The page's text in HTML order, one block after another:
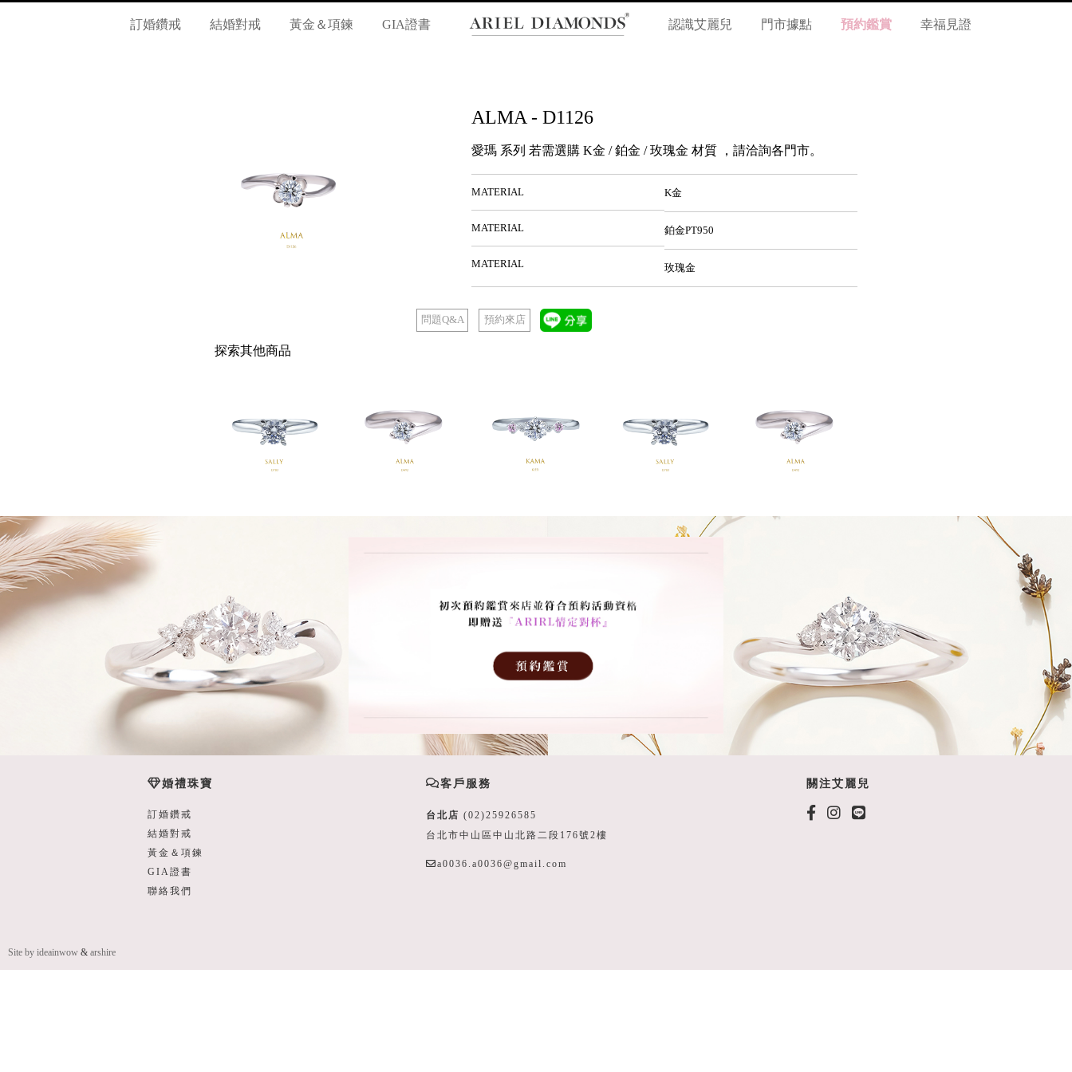
訂婚鑽戒 結婚對戒 黃金＆項鍊 GIA證書 認識艾麗兒 門市據點 預約鑑賞 幸福見證
ALMA - D1126
愛瑪 系列 若需選購 K金 / 鉑金 / 玫瑰金 材質 ，請洽詢各門市。
MATERIAL K金
MATERIAL 鉑金PT950
MATERIAL 玫瑰金
問題Q&A 預約來店
探索其他商品
婚禮珠寶
訂婚鑽戒
結婚對戒
黃金＆項鍊
GIA證書
聯絡我們
客戶服務
台北店 (02)25926585
台北市中山區中山北路二段176號2樓
a0036.a0036@gmail.com
關注艾麗兒
Site by ideainwow & arshire